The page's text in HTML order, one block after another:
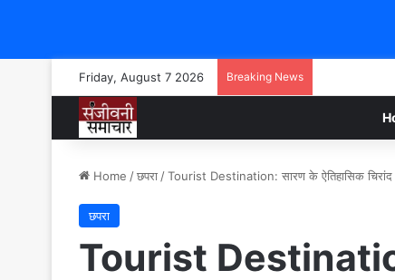
Friday, August 7 2026 Breaking News
Home /छपरा /Tourist Destination: सारण के ऐतिहासिक चिरांद
छपरा
Tourist